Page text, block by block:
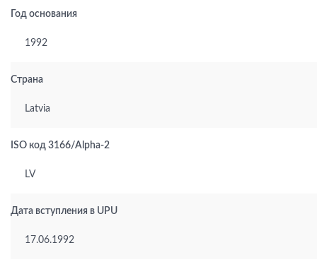
Год основания
1992
Страна
Latvia
ISO код 3166/Alpha-2
LV
Дата вступления в UPU
17.06.1992